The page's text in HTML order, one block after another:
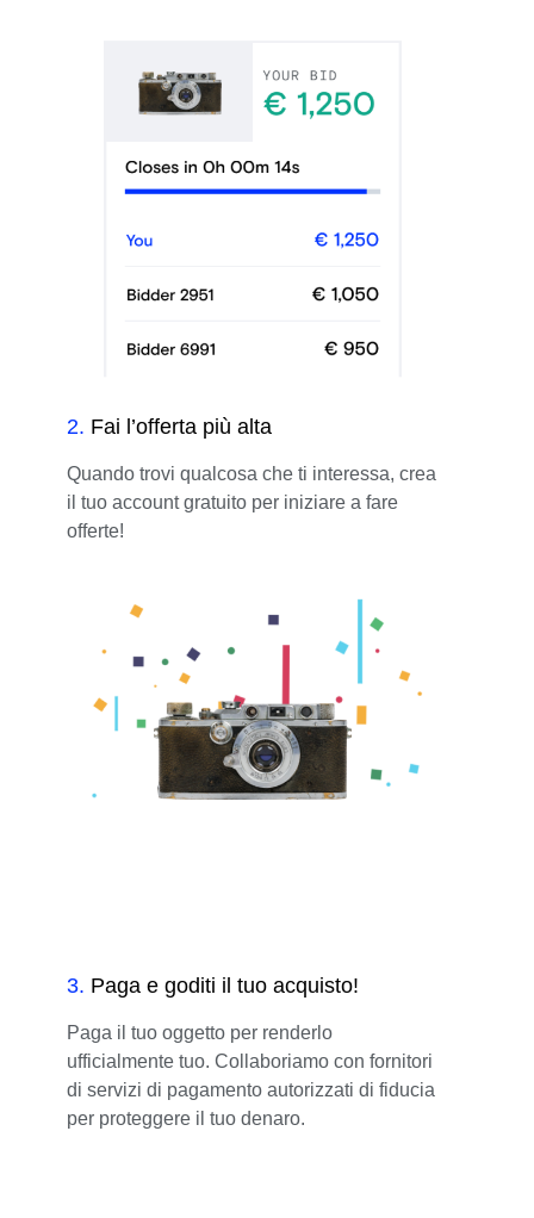
2. Fai l’offerta più alta
Quando trovi qualcosa che ti interessa, crea
il tuo account gratuito per iniziare a fare
offerte!
3. Paga e goditi il tuo acquisto!
Paga il tuo oggetto per renderlo
ufficialmente tuo. Collaboriamo con fornitori
di servizi di pagamento autorizzati di fiducia
per proteggere il tuo denaro.